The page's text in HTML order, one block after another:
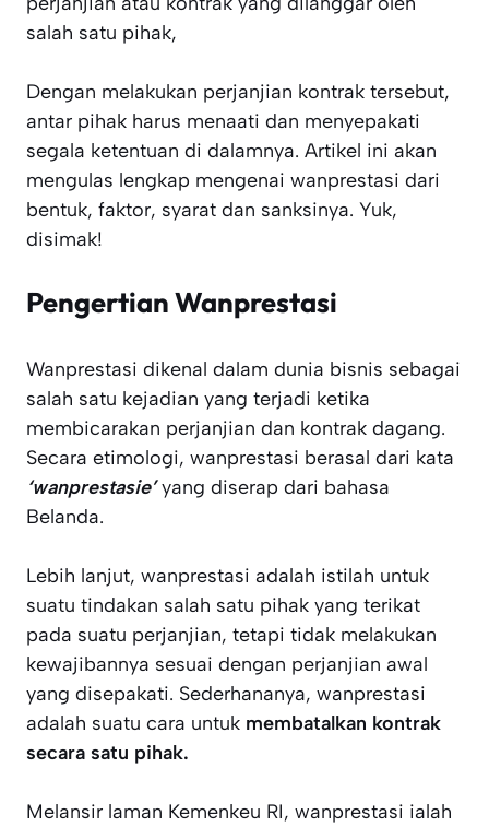
salah satu pihak,
Dengan melakukan perjanjian kontrak tersebut,
antar pihak harus menaati dan menyepakati
segala ketentuan di dalamnya. Artikel ini akan
mengulas lengkap mengenai wanprestasi dari
bentuk, faktor, syarat dan sanksinya. Yuk,
disimak!
Pengertian Wanprestasi
Wanprestasi dikenal dalam dunia bisnis sebagai
salah satu kejadian yang terjadi ketika
membicarakan perjanjian dan kontrak dagang.
Secara etimologi, wanprestasi berasal dari kata
‘wanprestasie’yang diserap dari bahasa
Belanda.
Lebih lanjut, wanprestasi adalah istilah untuk
suatu tindakan salah satu pihak yang terikat
pada suatu perjanjian, tetapi tidak melakukan
kewajibannya sesuai dengan perjanjian awal
yang disepakati. Sederhananya, wanprestasi
adalah suatu cara untuk membatalkan kontrak
secara satu pihak.
Melansir laman Kemenkeu RI, wanprestasi ialah